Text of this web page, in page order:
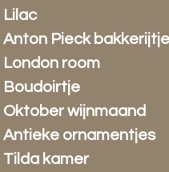
Lilac
Anton Pieck
London room
Boudoirtje
Oktober wijnmaand
Antieke ornamentjes
Tilda kamer